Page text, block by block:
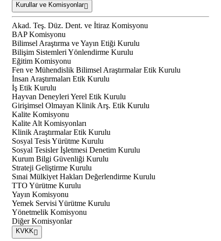
Kurullar ve Komisyonlar
Akad. Teş. Düz. Dent. ve İtiraz Komisyonu
BAP Komisyonu
Bilimsel Araştırma ve Yayın Etiği Kurulu
Bilişim Sistemleri Yönlendirme Kurulu
Eğitim Komisyonu
Fen ve Mühendislik Bilimsel Araştırmalar Etik Kurulu
İnsan Araştırmaları Etik Kurulu
İş Etik Kurulu
Hayvan Deneyleri Yerel Etik Kurulu
Girişimsel Olmayan Klinik Arş. Etik Kurulu
Kalite Komisyonu
Kalite Alt Komisyonları
Klinik Araştırmalar Etik Kurulu
Sosyal Tesis Yürütme Kurulu
Sosyal Tesisler İşletmesi Denetim Kurulu
Kurum Bilgi Güvenliği Kurulu
Strateji Geliştirme Kurulu
Sınai Mülkiyet Hakları Değerlendirme Kurulu
TTO Yürütme Kurulu
Yayın Komisyonu
Yemek Servisi Yürütme Kurulu
Yönetmelik Komisyonu
Diğer Komisyonlar
KVKK